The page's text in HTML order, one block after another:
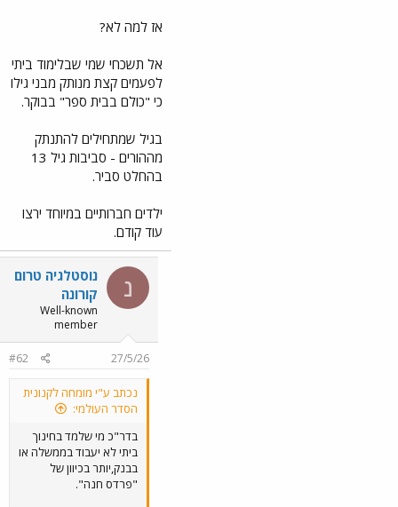
אז למה לא?
אל תשכחי שמי שבלימוד ביתי
לפעמים קצת מנותק מבני גילו
כי "כולם בבית ספר" בבוקר.
בגיל שמתחילים להתנתק
מההורים - סביבות גיל 13
בהחלט סביר.
ילדים חברותיים במיוחד ירצו
עוד קודם.
נ
נוסטלגיה טרום
קורונה
Well-known
member
27/5/26
#62
נכתב ע"י מומחה לקנונית
הסדר העולמי:
בדר"כ מי שלמד בחינוך
ביתי לא יעבוד בממשלה או
בבנק,יותר בכיוון של
"פרדס חנה".